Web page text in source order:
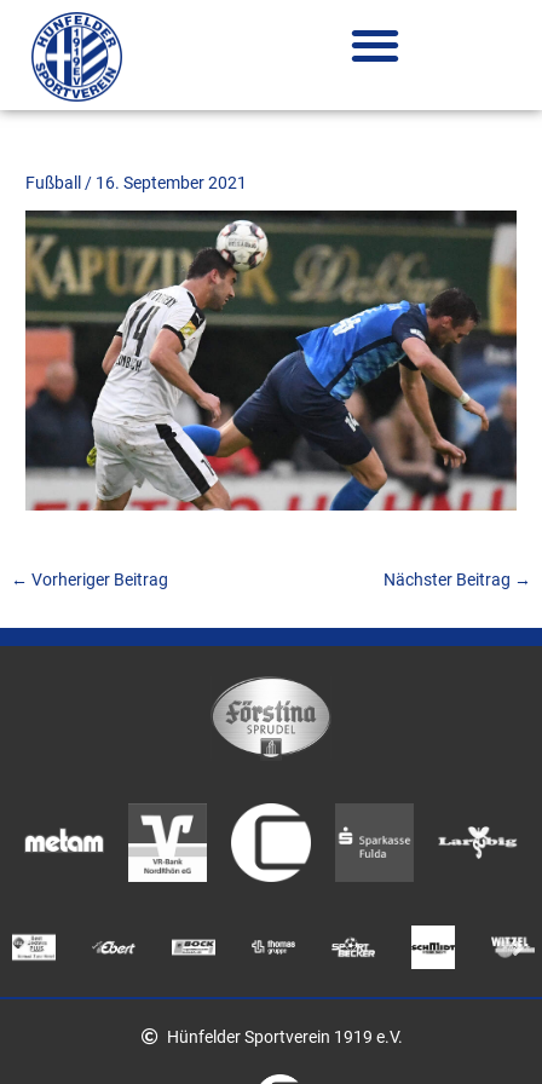
Inhalt
springen
Fußball / 16. September 2021
← Vorheriger Beitrag Nächster Beitrag →
Hünfelder Sportverein 1919 e.V.